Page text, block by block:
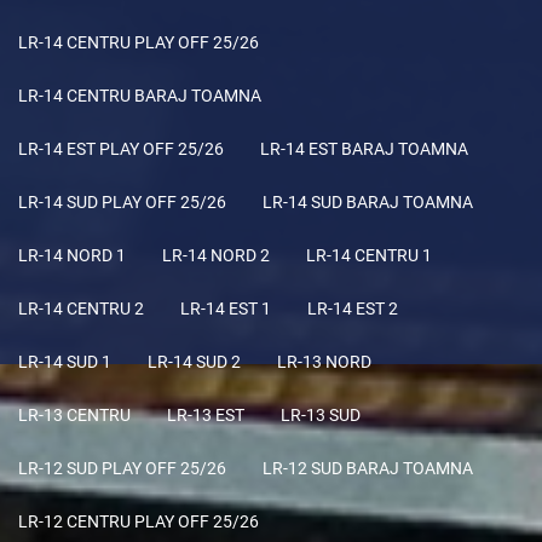
LR-14 CENTRU PLAY OFF 25/26
LR-14 CENTRU BARAJ TOAMNA
LR-14 EST PLAY OFF 25/26 LR-14 EST BARAJ TOAMNA
LR-14 SUD PLAY OFF 25/26 LR-14 SUD BARAJ TOAMNA
LR-14 NORD 1 LR-14 NORD 2 LR-14 CENTRU 1
LR-14 CENTRU 2 LR-14 EST 1 LR-14 EST 2
LR-14 SUD 1 LR-14 SUD 2 LR-13 NORD
LR-13 CENTRU LR-13 EST LR-13 SUD
LR-12 SUD PLAY OFF 25/26 LR-12 SUD BARAJ TOAMNA
LR-12 CENTRU PLAY OFF 25/26